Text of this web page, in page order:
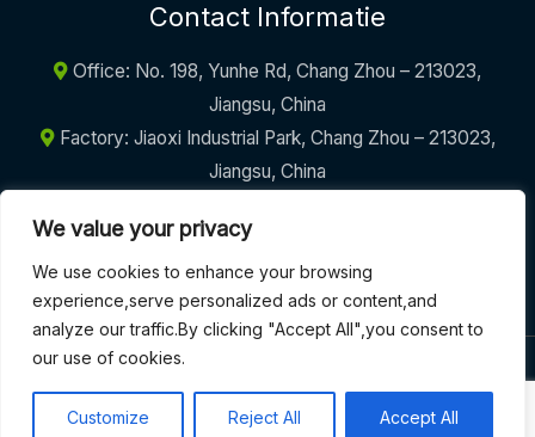
We value your privacy
We use cookies to enhance your browsing
experience,serve personalized ads or content,and
analyze our traffic.By clicking "Accept All",you consent to
our use of cookies.
Customize Reject All Accept All
Contact Informatie
Office: No. 198, Yunhe Rd, Chang Zhou – 213023,
Jiangsu, China
Factory: Jiaoxi Industrial Park, Chang Zhou – 213023,
Jiangsu, China
info@griffinmachinery.com
COPYRIGHT © 2026 | GRIFFIN MACHINERY
Algemene Voorwaarden Privacybeleid